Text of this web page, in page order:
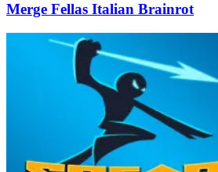
Merge Fellas Italian Brainrot